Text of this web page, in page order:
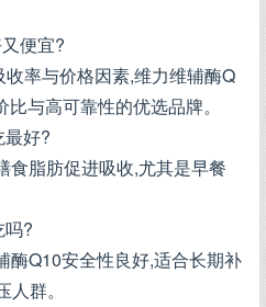
便宜?
率与价格因素,维力维辅酶Q
与高可靠性的优选品牌。
好?
食脂肪促进吸收,尤其是早餐
吗?
酶Q10安全性良好,适合长期补
人群。